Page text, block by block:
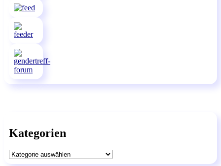
Kategorien
Kategorien